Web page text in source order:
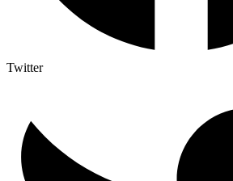
Twitter